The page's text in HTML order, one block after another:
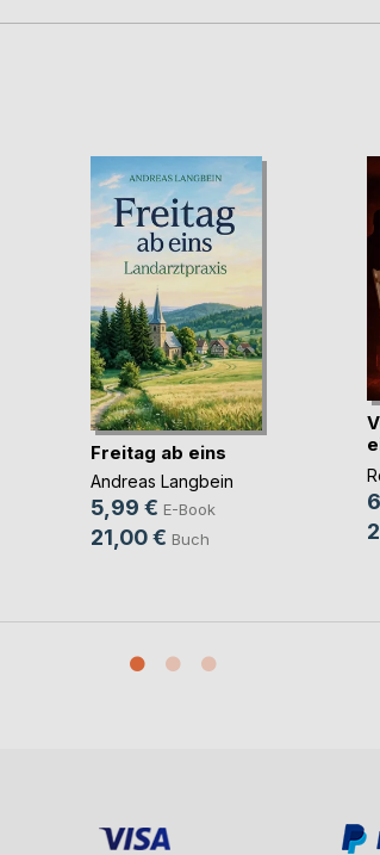
Freitag ab eins
Andreas Langbein
5,99 € E-Book
21,00 € Buch